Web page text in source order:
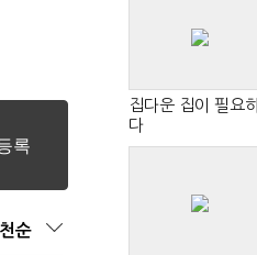
순
집다운 집이 필요
다